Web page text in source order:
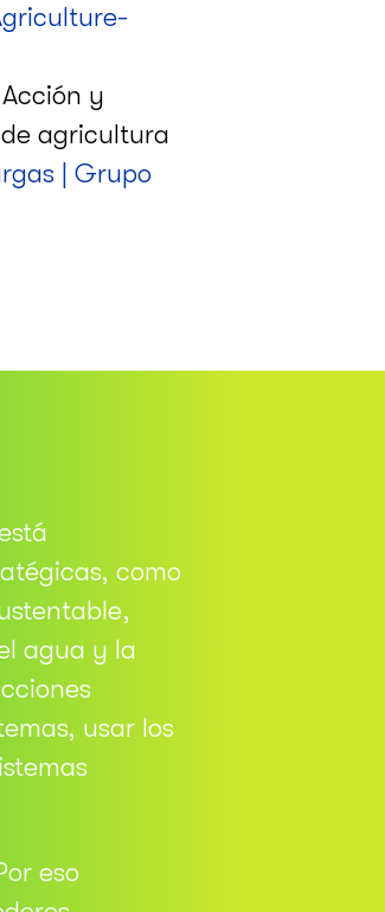
y
agricultura
| Grupo
como
agua y la
usar los
eso